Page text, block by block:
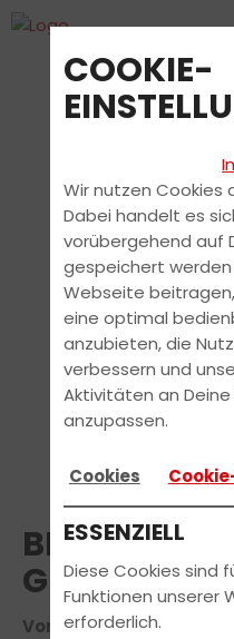
BKF MODUL 3:
Voraussichtlicher
COOKIE-
Wir nutzen Cookies
Dabei handelt es
vorübergehend auf
gespeichert werden
Webseite
eine optimal
anzubieten, die
verbessern und
Aktivitäten an
anzupassen.
Cookies
ESSENZIELL
Diese Cookies sind
Funktionen unserer
erforderlich.